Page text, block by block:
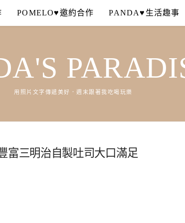
POMELO♥邀約合作 PANDA♥生活趣事
用照片文字傳遞美好．週末跟著我吃喝玩樂
富三明治自製吐司大口滿足